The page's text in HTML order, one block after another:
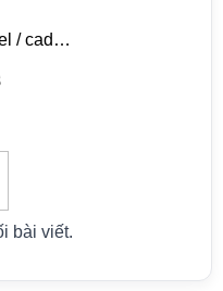
/ cad…
bài viết.